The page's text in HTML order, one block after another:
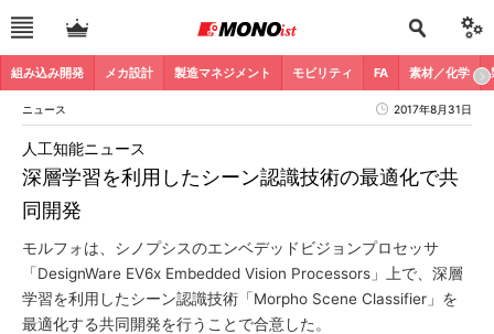
組み込み開発 メカ設計 製造マネジメント モビリティ FA 素材／化学
ニュース 2017年8月31日
深層学習を利用したシーン認識技術の最適化で共
同開発
人工知能ニュース
モルフォは、シノプシスのエンベデッドビジョンプロセッサ
「DesignWare EV6x Embedded Vision Processors」上で、深層
学習を利用したシーン認識技術「Morpho Scene Classifier」を
最適化する共同開発を行うことで合意した。